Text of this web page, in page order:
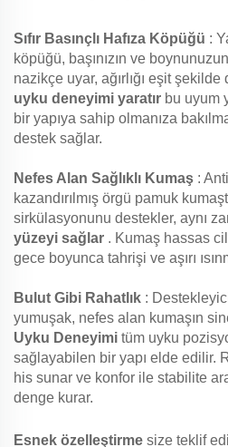
Sıfır Basınçlı Hafıza Köpüğü :
köpüğü, başınızın ve
nazikçe uyar, ağırlığı eşit şekilde
uyku deneyimi yaratır bu uyum
bir yapıya sahip olmanıza
destek sağlar.
Nefes Alan Sağlıklı Kumaş :
kazandırılmış örgü pamuk
sirkülasyonunu destekler, aynı
yüzeyi sağlar . Kumaş hassas
gece boyunca tahrişi ve aşırı
Bulut Gibi Rahatlık :
yumuşak, nefes alan kumaşın
Uyku Deneyimi tüm uyku
sağlayabilen bir yapı elde edilir.
his sunar ve konfor ile stabilite
denge kurar.
Esnek özelleştirme size teklif